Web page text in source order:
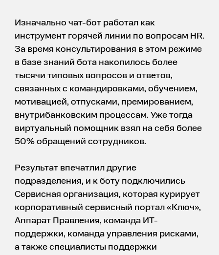
Изначально чат-бот работал как
инструмент горячей линии по вопросам HR.
За время консультирования в этом режиме
в базе знаний бота накопилось более
тысячи типовых вопросов и ответов,
связанных с командировками, обучением,
мотивацией, отпусками, премированием,
внутрибанковским процессам. Уже тогда
виртуальный помощник взял на себя более
50% обращений сотрудников.
Результат впечатлил другие
подразделения, и к боту подключились
Сервисная организация, которая курирует
корпоративный сервисный портал «Ключ»,
Аппарат Правления, команда ИТ-
поддержки, команда управления рисками,
а также специалисты поддержки